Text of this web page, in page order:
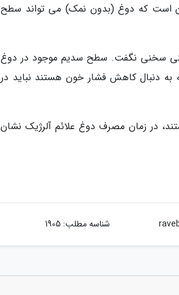
است که دوغ (بدون نمک) می تواند سطح
لبنی سخنی نگفت. سطح سدیم موجود در دوغ
به دنبال کاهش فشار خون هستند نباید در
در زمان مصرف دوغ علائم آلرژیک نشان
شناسه مطلب: 1905